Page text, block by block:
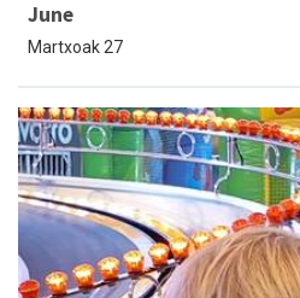
June
Martxoak 27